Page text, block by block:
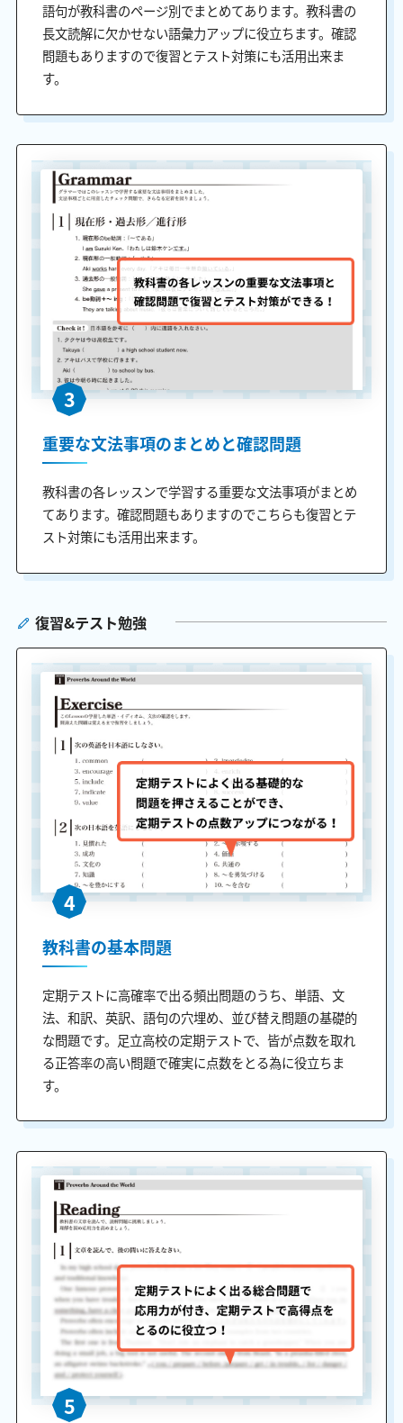
語句が教科書のページ別でまとめてあります。教科書の
長文読解に欠かせない語彙力アップに役立ちます。確認
問題もありますので復習とテスト対策にも活用出来ま
す。
3
重要な文法事項のまとめと確認問題
教科書の各レッスンで学習する重要な文法事項がまとめ
てあります。確認問題もありますのでこちらも復習とテ
スト対策にも活用出来ます。
復習&テスト勉強
4
教科書の基本問題
定期テストに高確率で出る頻出問題のうち、単語、文
法、和訳、英訳、語句の穴埋め、並び替え問題の基礎的
な問題です。足立高校の定期テストで、皆が点数を取れ
る正答率の高い問題で確実に点数をとる為に役立ちま
す。
5